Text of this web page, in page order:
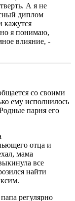
А я не
диплом
кажутся
я понимаю,
влияние, -
со своими
ему исполнилось
парня его
отца и
мама
все
найти
регулярно